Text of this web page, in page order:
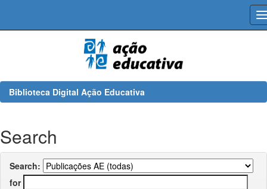
Biblioteca Digital Ação Educativa
Search
Search:
for